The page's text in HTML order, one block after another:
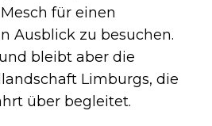
für einen
Ausblick zu besuchen.
bleibt aber die
Limburgs, die
über begleitet.